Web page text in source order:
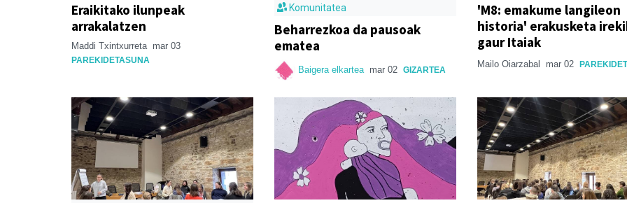
Eraikitako ilunpeak
arrakalatzen
Maddi Txintxurreta mar 03
PAREKIDETASUNA
Komunitatea
Beharrezkoa da pausoak
ematea
Baigera elkartea mar 02 GIZARTEA
'M8: emakume langileon
historia' erakusketa
gaur Itaiak
Mailo Oiarzabal mar 02